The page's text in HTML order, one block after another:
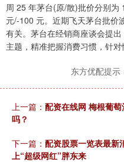
周 25 年茅台(原/散)批价分别
元/-100 元。近期飞天茅台批价
有关。茅台在经销商座谈会提
主题，精准把握消费习惯，针对
东方优配提示
上一篇： 配资在线网 梅根葡
吗？
下一篇： 配资股票一览表最新
上“超级网红”胖东来